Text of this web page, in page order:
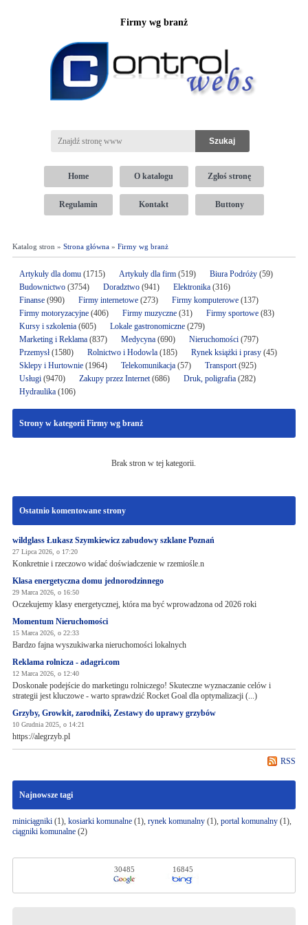
Firmy wg branż
Home O katalogu Zgłoś stronę
Regulamin Kontakt Buttony
Katalog stron » Strona główna» Firmy wg branż
Artykuły dla domu(1715) Artykuły dla firm(519) Biura Podróży(59)
Budownictwo(3754) Doradztwo(941) Elektronika (316)
Finanse(990) Firmy internetowe (273) Firmy komputerowe(137)
Firmy motoryzacyjne(406) Firmy muzyczne(31) Firmy sportowe(83)
Kursy i szkolenia(605) Lokale gastronomiczne(279)
Marketing i Reklama(837) Medycyna(690) Nieruchomości(797)
Przemysł(1580) Rolnictwo i Hodowla(185) Rynek książki i prasy(45)
Sklepy i Hurtownie(1964) Telekomunikacja(57) Transport(925)
Usługi(9470) Zakupy przez Internet(686) Druk, poligrafia(282)
Hydraulika(106)
Strony w kategorii Firmy wg branż
Brak stron w tej kategorii.
Ostatnio komentowane strony
wildglass Łukasz Szymkiewicz zabudowy szklane Poznań
27 Lipca 2026, o 17:20
Konkretnie i rzeczowo widać doświadczenie w rzemiośle.n
Klasa energetyczna domu jednorodzinnego
29 Marca 2026, o 16:50
Oczekujemy klasy energetycznej, która ma być wprowadzona od 2026 roki
Momentum Nieruchomości
15 Marca 2026, o 22:33
Bardzo fajna wyszukiwarka nieruchomości lokalnych
Reklama rolnicza - adagri.com
12 Marca 2026, o 12:40
Doskonałe podejście do marketingu rolniczego! Skuteczne wyznaczanie celów i
strategii jest kluczowe - warto sprawdzić Rocket Goal dla optymalizacji (...)
Grzyby, Growkit, zarodniki, Zestawy do uprawy grzybów
10 Grudnia 2025, o 14:21
https://alegrzyb.pl
RSS
Najnowsze tagi
miniciągniki(1), kosiarki komunalne(1), rynek komunalny(1), portal komunalny(1),
ciągniki komunalne(2)
30485 16845